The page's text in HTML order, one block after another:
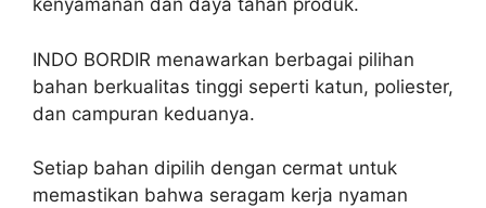
kenyamanan dan daya tahan produk.
INDO BORDIR menawarkan berbagai pilihan
bahan berkualitas tinggi seperti katun, poliester,
dan campuran keduanya.
Setiap bahan dipilih dengan cermat untuk
memastikan bahwa seragam kerja nyaman